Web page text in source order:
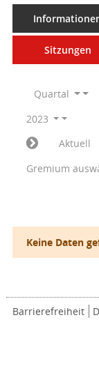
Sitzungen
Quartal
2023
Aktuell
Gremium
Keine Daten
Barrierefreiheit